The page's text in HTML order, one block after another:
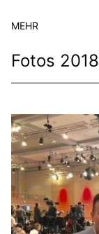
MEHR
Fotos 2018